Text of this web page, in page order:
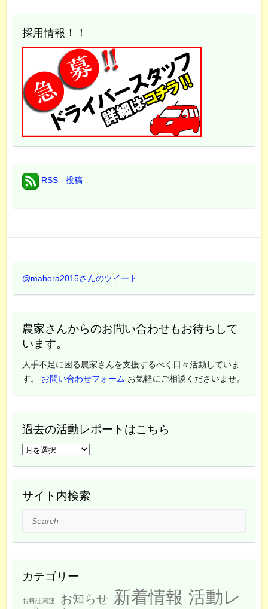
採用情報！！
RSS - 投稿
@mahora2015さんのツイート
農家さんからのお問い合わせもお待ちして
います。
人手不足に困る農家さんを支援するべく日々活動していま
す。 お問い合わせフォーム お気軽にご相談くださいませ。
過去の活動レポートはこちら
過
去
活
は
サイト内検索
Search
カテゴリー
お料理関連 お知らせ 新着情報 活動レ